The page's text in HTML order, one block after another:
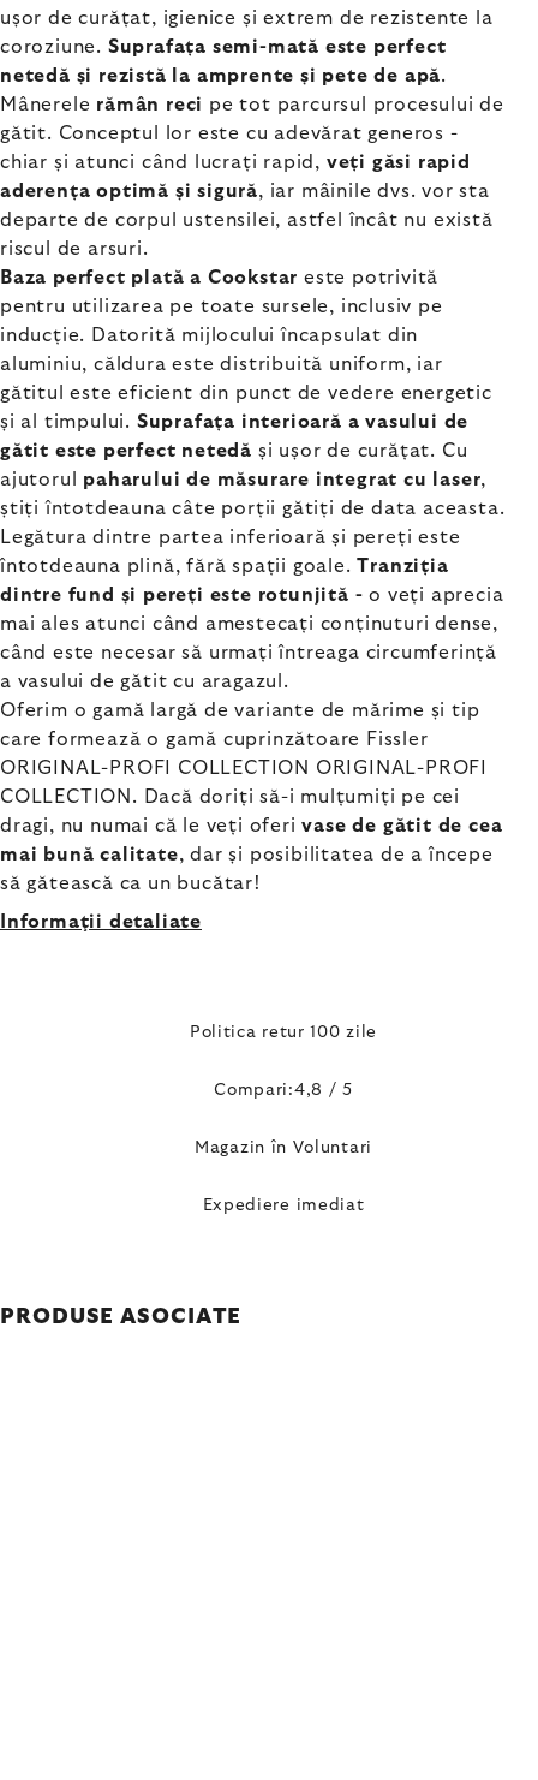
ușor de curățat, igienice și extrem de rezistente la
coroziune. Suprafața semi-mată este perfect
netedă și rezistă la amprente și pete de apă.
Mânerele rămân reci pe tot parcursul procesului de
gătit. Conceptul lor este cu adevărat generos -
chiar și atunci când lucrați rapid, veți găsi rapid
aderența optimă și sigură, iar mâinile dvs. vor sta
departe de corpul ustensilei, astfel încât nu există
riscul de arsuri.
Baza perfect plată a Cookstar este potrivită
pentru utilizarea pe toate sursele, inclusiv pe
inducție. Datorită mijlocului încapsulat din
aluminiu, căldura este distribuită uniform, iar
gătitul este eficient din punct de vedere energetic
și al timpului. Suprafața interioară a vasului de
gătit este perfect netedă și ușor de curățat. Cu
ajutorul
paharului de măsurare integrat cu laser,
știți întotdeauna câte porții gătiți de data aceasta.
Legătura dintre partea inferioară și pereți este
întotdeauna plină, fără spații goale.Tranziția
dintre fund și pereți este rotunjită -o veți aprecia
mai ales atunci când amestecați conținuturi dense,
când este necesar să urmați întreaga circumferință
a vasului de gătit cu aragazul.
Oferim o gamă largă de variante de mărime și tip
care formează o gamă cuprinzătoare Fissler
ORIGINAL-PROFI COLLECTION ORIGINAL-PROFI
COLLECTION. Dacă doriți să-i mulțumiți pe cei
dragi, nu numai că le veți oferivase de gătit de cea
mai bună calitate, dar și posibilitatea de a începe
să gătească ca un bucătar!
Informaţii detaliate
Politica retur 100 zile
Compari:4,8 / 5
Magazin în Voluntari
Expediere imediat
PRODUSE ASOCIATE